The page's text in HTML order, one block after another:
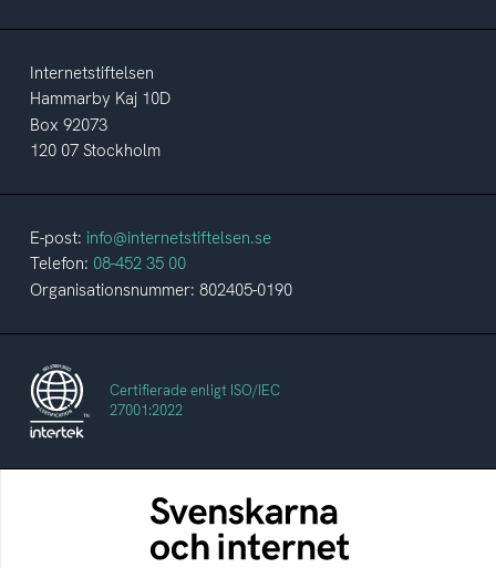
Internetstiftelsen
Hammarby Kaj 10D
Box 92073
120 07 Stockholm
E-post: info@internetstiftelsen.se
Telefon: 08-452 35 00
Organisationsnummer: 802405-0190
Certifierade enligt ISO/IEC
27001:2022
Svenskarna och internet
En årlig studie av svenska folkets
internetvanor